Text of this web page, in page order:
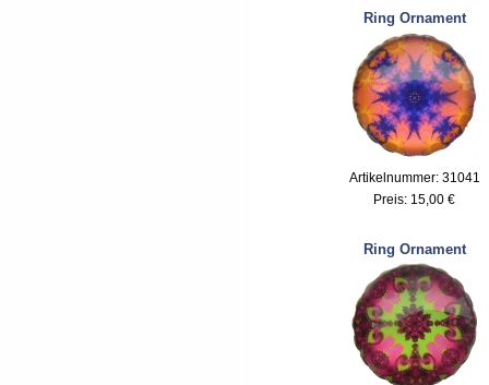
Ring Ornament
Artikelnummer: 31041
Preis: 15,00 €
Ring Ornament